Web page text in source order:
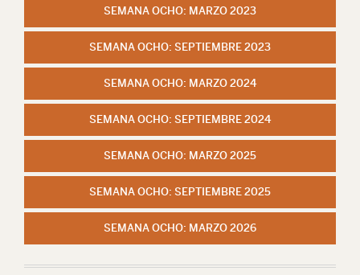
SEMANA OCHO: MARZO 2023
SEMANA OCHO: SEPTIEMBRE 2023
SEMANA OCHO: MARZO 2024
SEMANA OCHO: SEPTIEMBRE 2024
SEMANA OCHO: MARZO 2025
SEMANA OCHO: SEPTIEMBRE 2025
SEMANA OCHO: MARZO 2026